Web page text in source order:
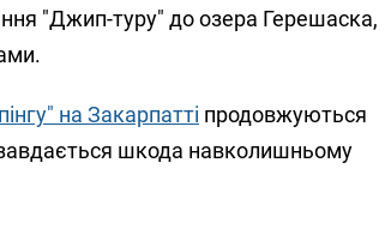
"Джип-туру" до озера Герешаска,
на Закарпатті продовжуються
завдається шкода навколишньому